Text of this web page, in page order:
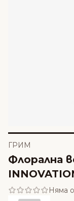
ГРИМ
Флорална
Няма